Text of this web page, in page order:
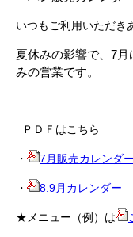
いつもご利用いただき
夏休みの影響で、7
みの営業です。
ＰＤＦはこちら
・ 7月販売カレンダー
・ 8.9月カレンダー
★メニュー（例）は